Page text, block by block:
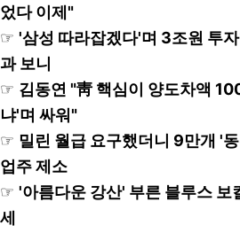
었다 이제"
☞ '삼성 따라잡겠다'며 3조원 투
과 보니
☞ 김동연 "靑 핵심이 양도차액
냐'며 싸워"
☞ 밀린 월급 요구했더니 9만개 '
업주 제소
☞ '아름다운 강산' 부른 블루스 보
세